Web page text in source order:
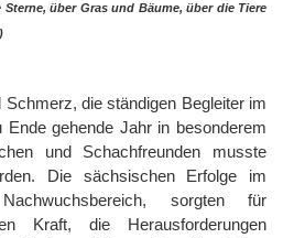
über Gras und Bäume, über die Tiere
die ständigen Begleiter im
gehende Jahr in besonderem
und Schachfreunden musste
Die sächsischen Erfolge im
sorgten für
Kraft, die Herausforderungen